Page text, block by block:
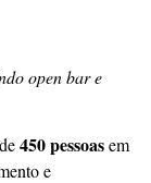
open bar e
450 pessoasem
e